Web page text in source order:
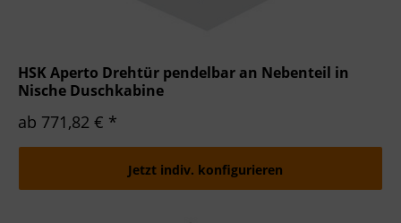
HSK Aperto Drehtür pendelbar an Nebenteil in
Nische Duschkabine
ab 771,82 € *
Jetzt indiv. konfigurieren